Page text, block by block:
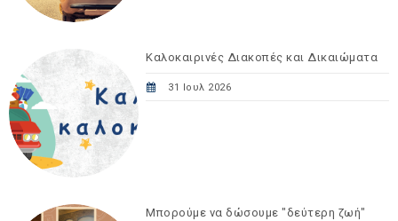
Καλοκαιρινές Διακοπές και Δικαιώματα
31 Ιουλ 2026
Μπορούμε να δώσουμε "δεύτερη ζωή"